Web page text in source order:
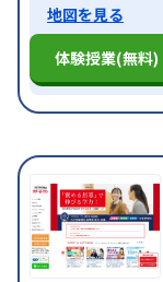
地図を見る
体験授業(無料)